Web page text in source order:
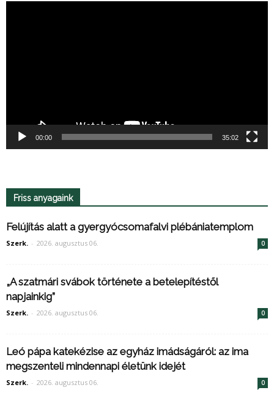
00:00 35:02
Friss anyagaink
Felújítás alatt a gyergyócsomafalvi plébániatemplom
Szerk. - 2026. augusztus 06. 0
„A szatmári svábok története a betelepítéstől
napjainkig”
Szerk. - 2026. augusztus 06. 0
Leó pápa katekézise az egyház imádságáról: az ima
megszenteli mindennapi életünk idejét
Szerk. - 2026. augusztus 06. 0